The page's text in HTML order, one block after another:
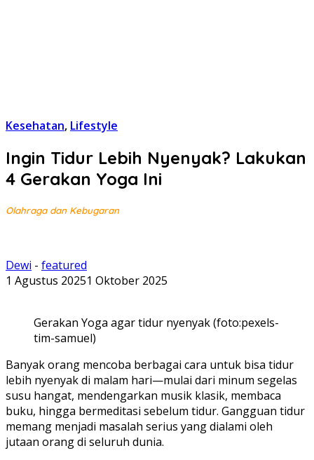
Kesehatan, Lifestyle
Ingin Tidur Lebih Nyenyak? Lakukan
4 Gerakan Yoga Ini
Olahraga dan Kebugaran
Dewi - featured
1 Agustus 20251 Oktober 2025
Gerakan Yoga agar tidur nyenyak (foto:pexels-
tim-samuel)
Banyak orang mencoba berbagai cara untuk bisa tidur
lebih nyenyak di malam hari—mulai dari minum segelas
susu hangat, mendengarkan musik klasik, membaca
buku, hingga bermeditasi sebelum tidur. Gangguan tidur
memang menjadi masalah serius yang dialami oleh
jutaan orang di seluruh dunia.